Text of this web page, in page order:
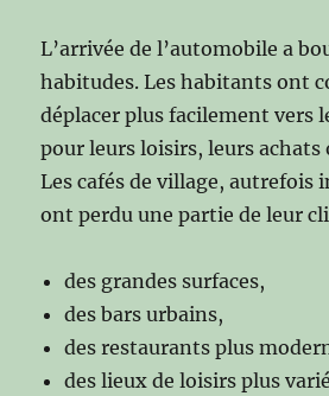
L’arrivée de l’automobile a
habitudes. Les habitants ont
déplacer plus facilement vers
pour leurs loisirs, leurs achats
Les cafés de village, autrefois
ont perdu une partie de leur
des grandes surfaces,
des bars urbains,
des restaurants plus
des lieux de loisirs plus